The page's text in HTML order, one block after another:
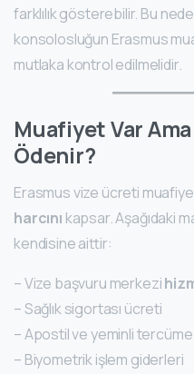
farklılık gösterebilir. Bu
konsolosluğun Erasmus
mutlaka kontrol edilmelidir.
Muafiyet Var
Ödenir?
Erasmus vize ücreti
harcını kapsar. Aşağıdaki
kendisine aittir:
– Vize başvuru merkezi
– Sağlık sigortası ücreti
– Apostil ve yeminli
– Biyometrik işlem giderleri